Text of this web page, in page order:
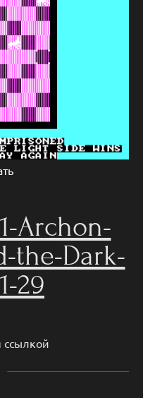
Archon-
the-Dark-
29
ссылкой